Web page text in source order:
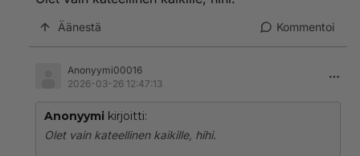
Äänestä Kommentoi
Anonyymi00016
2026-03-26 12:47:13
Anonyymi kirjoitti:
Olet vain kateellinen kaikille, hihi.